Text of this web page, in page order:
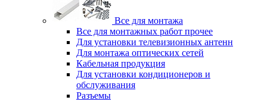
Все для монтажа
Все для монтажных работ прочее
Для установки телевизионных антенн
Для монтажа оптических сетей
Кабельная продукция
Для установки кондиционеров и
обслуживания
Разъемы